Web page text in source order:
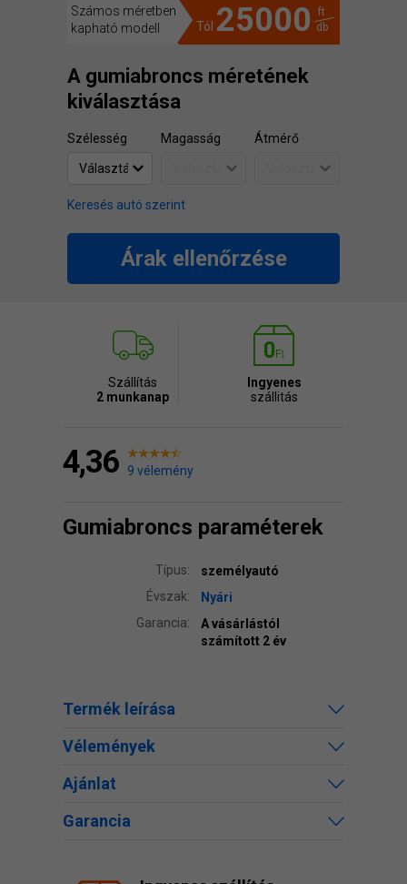
Számos méretben
kapható modell
Tól 25000
ft
db
A gumiabroncs méretének
kiválasztása
Szélesség Magasság Átmérő
Keresés autó szerint
Árak ellenőrzése
Szállítás
2 munkanap
Ingyenes
szállitás
4,36 9 vélemény
Gumiabroncs paraméterek
Típus:
személyautó
Évszak:
Nyári
Garancia:
A vásárlástól
számított 2 év
Termék leírása
Vélemények
Ajánlat
Garancia